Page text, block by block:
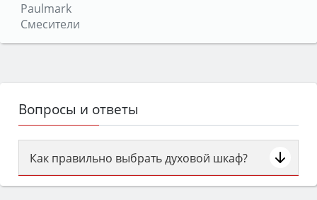
Paulmark
Смесители
Вопросы и ответы
Как правильно выбрать духовой шкаф?
Сначала определитесь с типом (газовый или